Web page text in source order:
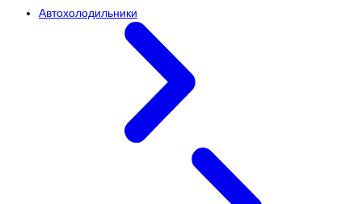
Автохолодильники